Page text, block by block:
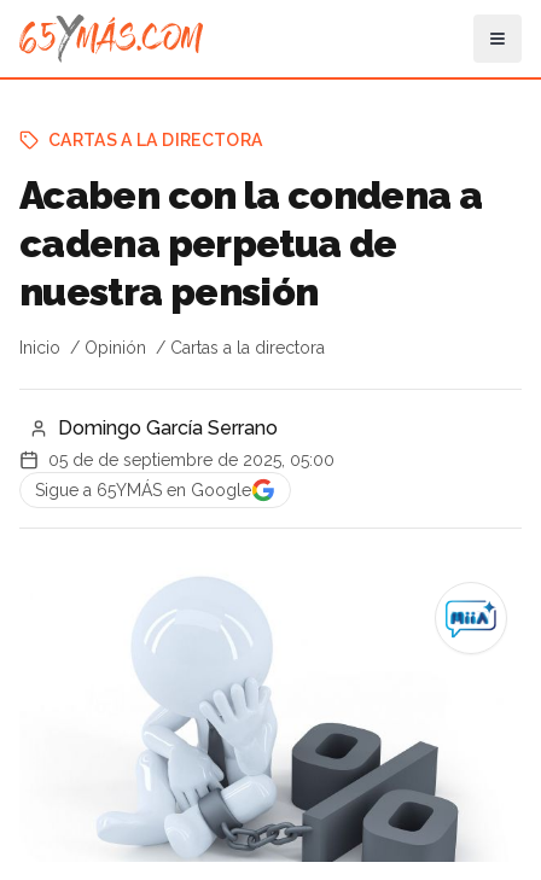
CARTAS A LA DIRECTORA
Acaben con la condena a
cadena perpetua de
nuestra pensión
Inicio Opinión Cartas a la directora
Domingo García Serrano
05 de de septiembre de 2025, 05:00
Sigue a 65YMÁS en Google